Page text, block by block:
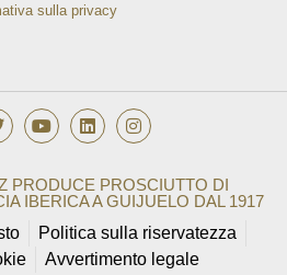
sulla privacy
PRODUCE PROSCIUTTO DI
IBERICA A GUIJUELO DAL 1917
Politica sulla riservatezza
Avvertimento legale